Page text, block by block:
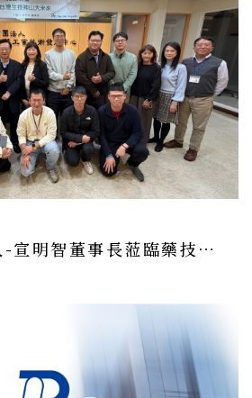
宣捷集團創辦人-宣明智董事長蒞臨藥技中心演講『從晶片到細胞的驚喜 看台灣生技神山大未來』